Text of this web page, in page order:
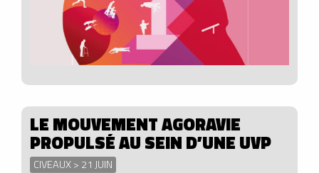
LE MOUVEMENT AGORAVIE
PROPULSÉ AU SEIN D’UNE UVP
CIVEAUX > 21 JUIN